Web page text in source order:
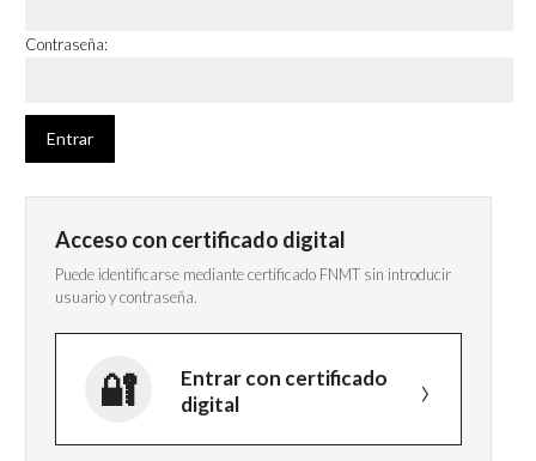
Contraseña:
Acceso con certificado digital
Puede identificarse mediante certificado FNMT sin introducir
usuario y contraseña.
Entrar con certificado
digital